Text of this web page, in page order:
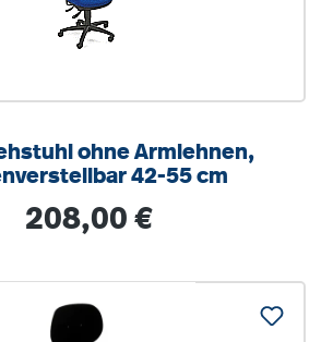
ohne Armlehnen,
42-55 cm
Regulärer Preis:
208,00 €